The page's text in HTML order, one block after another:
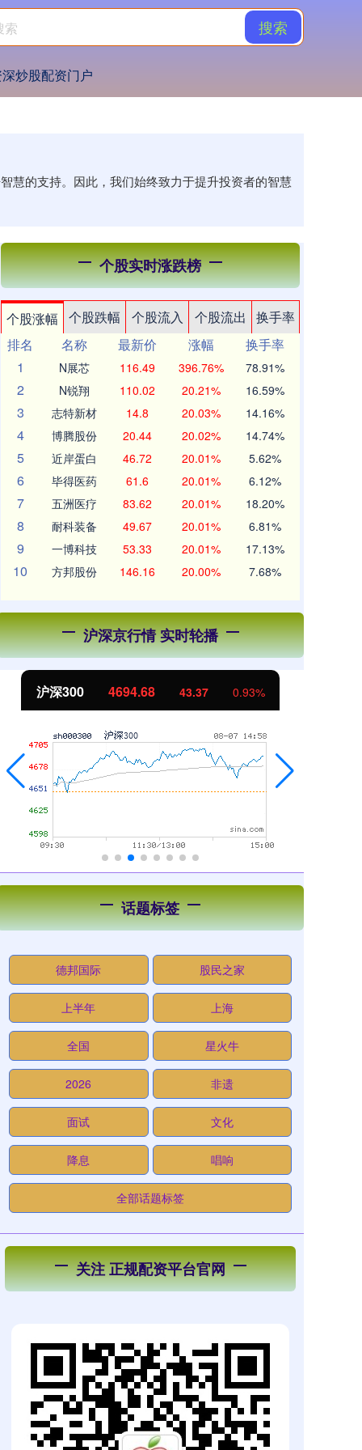
搜索
炒股配资门户
慧的支持。因此，我们始终致力于提升投资者的智慧
个股实时涨跌榜
个股涨幅 个股跌幅 个股流入 个股流出
换手率
排名
名称 最新价 涨幅
换手率
1
N展芯 116.49 396.76% 78.91%
2 N锐翔 110.02 20.21% 16.59%
3 志特新材 14.8 20.03% 14.16%
4 博腾股份 20.44 20.02% 14.74%
5 近岸蛋白 46.72 20.01% 5.62%
6 毕得医药 61.6 20.01% 6.12%
7 五洲医疗 83.62 20.01% 18.20%
8 耐科装备 49.67 20.01% 6.81%
9 一博科技 53.33 20.01% 17.13%
10 方邦股份 146.16 20.00% 7.68%
沪深京行情 实时轮播
沪深300 4694.68 43.37 0.93%
话题标签
德邦国际 股民之家
上半年 上海
全国 星火牛
2026 非遗
面试 文化
降息 唱响
全部话题标签
关注 正规配资平台官网